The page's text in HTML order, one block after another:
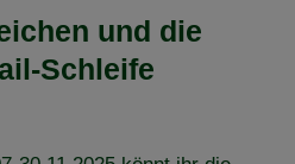
und die
Schleife